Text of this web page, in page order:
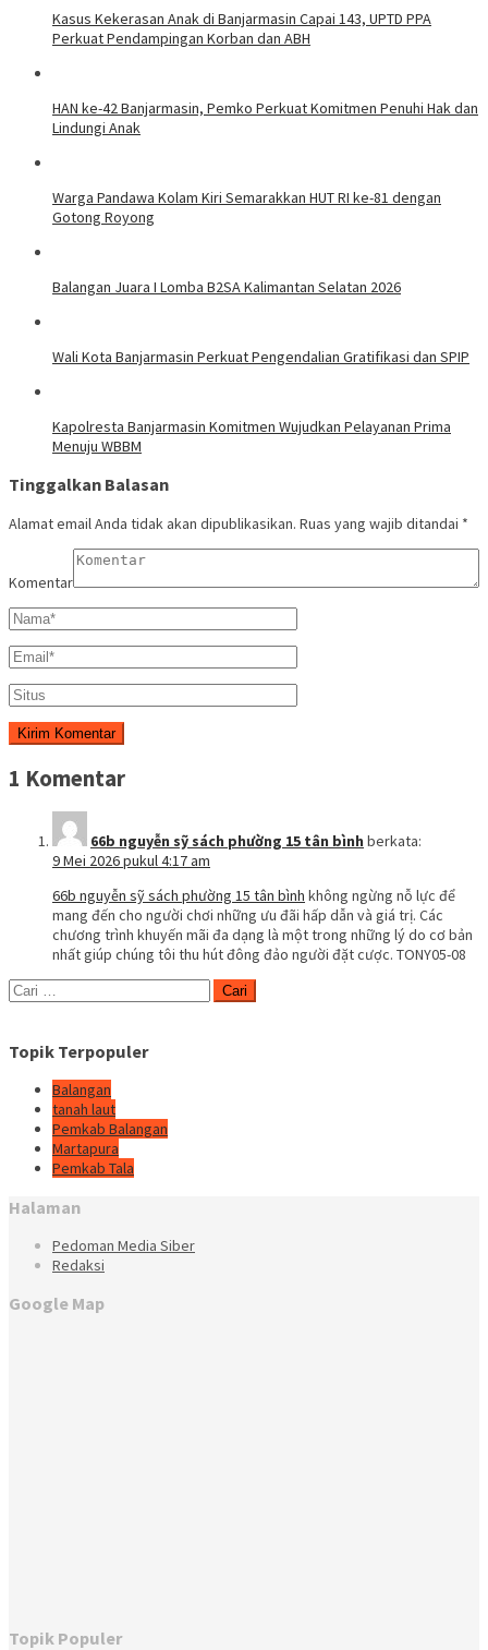
Kasus Kekerasan Anak di Banjarmasin Capai 143, UPTD PPA
Perkuat Pendampingan Korban dan ABH
HAN ke-42 Banjarmasin, Pemko Perkuat Komitmen Penuhi Hak dan
Lindungi Anak
Warga Pandawa Kolam Kiri Semarakkan HUT RI ke-81 dengan
Gotong Royong
Balangan Juara I Lomba B2SA Kalimantan Selatan 2026
Wali Kota Banjarmasin Perkuat Pengendalian Gratifikasi dan SPIP
Kapolresta Banjarmasin Komitmen Wujudkan Pelayanan Prima
Menuju WBBM
Tinggalkan Balasan
Alamat email Anda tidak akan dipublikasikan. Ruas yang wajib ditandai *
Komentar
1 Komentar
66b nguyễn sỹ sách phường 15 tân bình berkata:
9 Mei 2026 pukul 4:17 am
66b nguyễn sỹ sách phường 15 tân bình không ngừng nỗ lực để
mang đến cho người chơi những ưu đãi hấp dẫn và giá trị. Các
chương trình khuyến mãi đa dạng là một trong những lý do cơ bản
nhất giúp chúng tôi thu hút đông đảo người đặt cược. TONY05-08
Cari
untuk:
Topik Terpopuler
Balangan
tanah laut
Pemkab Balangan
Martapura
Pemkab Tala
Halaman
Pedoman Media Siber
Redaksi
Google Map
Topik Populer